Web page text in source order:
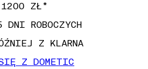
ROBOCZYCH
Z KLARNA
SIĘ Z DOMETIC